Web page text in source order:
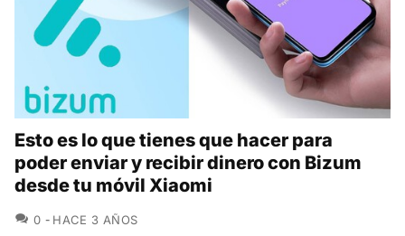
Esto es lo que tienes que hacer para
poder enviar y recibir dinero con Bizum
desde tu móvil Xiaomi
0 COMENTARIOS
HACE 3 AÑOS